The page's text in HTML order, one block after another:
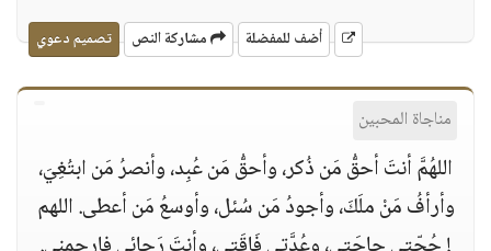
أضف للمفضلة مشاركة النص تصميم دعوي
مناجاة المحبين
اللهُمَّ أنتَ أحقُّ مَن ذُكر، وأحقُّ مَن عُبِد، وأنصرُ مَن ابتُغِيَ،
وأرأفُ مَنْ ملَكَ، وأجودُ مَن سُئل، وأوسعُ مَن أعطى. اللهم